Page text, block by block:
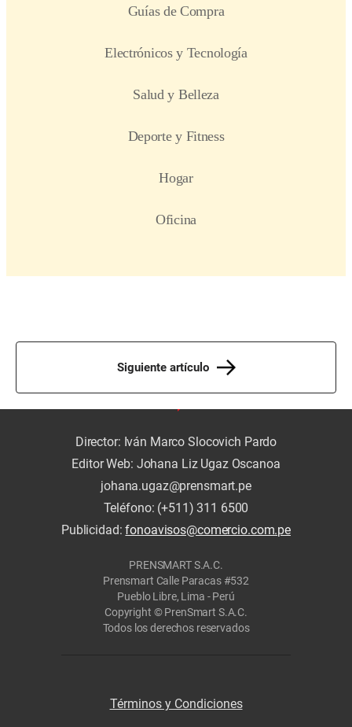
Siguiente artículo
Director: Iván Marco Slocovich Pardo
Editor Web: Johana Liz Ugaz Oscanoa
johana.ugaz@prensmart.pe
Teléfono: (+511) 311 6500
Publicidad:fonoavisos@comercio.com.pe
PRENSMART S.A.C.
Prensmart Calle Paracas #532
Pueblo Libre, Lima - Perú
Copyright © PrenSmart S.A.C.
Todos los derechos reservados
Términos y Condiciones